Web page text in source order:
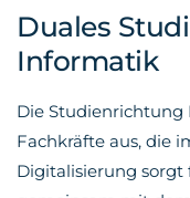
und IT
Weitere
Bereiche
Ehrenamt
Zertifizierung
"Great
Fachkraft
Kaufleute
im
Duales
Informatik
Die Studienrichtung
Fachkräfte aus, die
Digitalisierung sorgt